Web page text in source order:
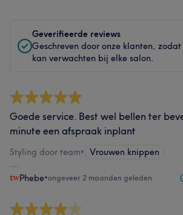
Geverifieerde reviews
Geschreven door onze klanten,
kan verwachten bij elke salon.
Goede service. Best wel bellen ter
minute een afspraak inplant
Styling door team• Vrouwen knippen
Phebe•ongeveer 2 maanden geleden